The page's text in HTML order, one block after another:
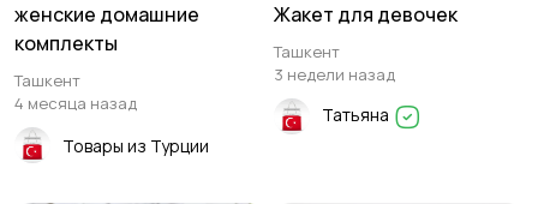
женские домашние
комплекты
Ташкент
4 месяца назад
Товары из Турции
Жакет для девочек
Ташкент
3 недели назад
Татьяна